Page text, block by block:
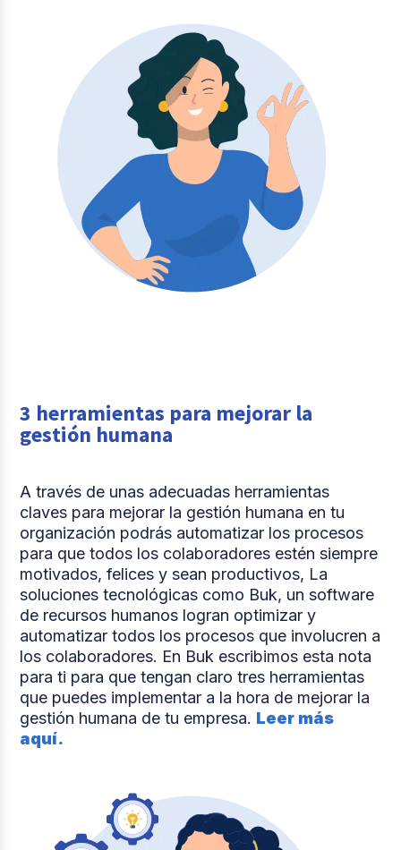
3 herramientas para mejorar la
gestión humana
A través de unas adecuadas herramientas
claves para mejorar la gestión humana en tu
organización podrás automatizar los procesos
para que todos los colaboradores estén siempre
motivados, felices y sean productivos, La
soluciones tecnológicas como Buk, un software
de recursos humanos logran optimizar y
automatizar todos los procesos que involucren a
los colaboradores. En Buk escribimos esta nota
para ti para que tengan claro tres herramientas
que puedes implementar a la hora de mejorar la
gestión humana de tu empresa. Leer más
aquí.